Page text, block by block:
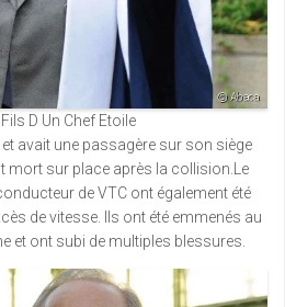
D Un Chef Etoile
avait une passagère sur son siège
mort sur place après la collision.Le
de VTC ont également été
de vitesse. Ils ont été emmenés au
et ont subi de multiples blessures.